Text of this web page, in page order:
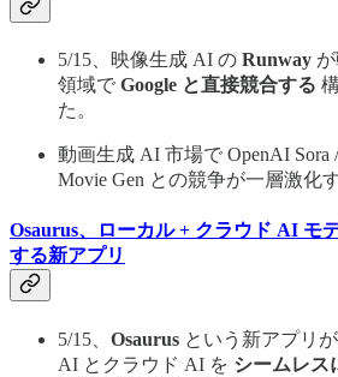
5/15、映像生成 AI の Runway
領域で Google と直接競合する
た。
動画生成 AI 市場で OpenAI Sora
Movie Gen との競争が一層激化
Osaurus、ローカル + クラウド AI モ
する新アプリ
5/15、 Osaurus という新アプリ
AI とクラウド AI を シームレス